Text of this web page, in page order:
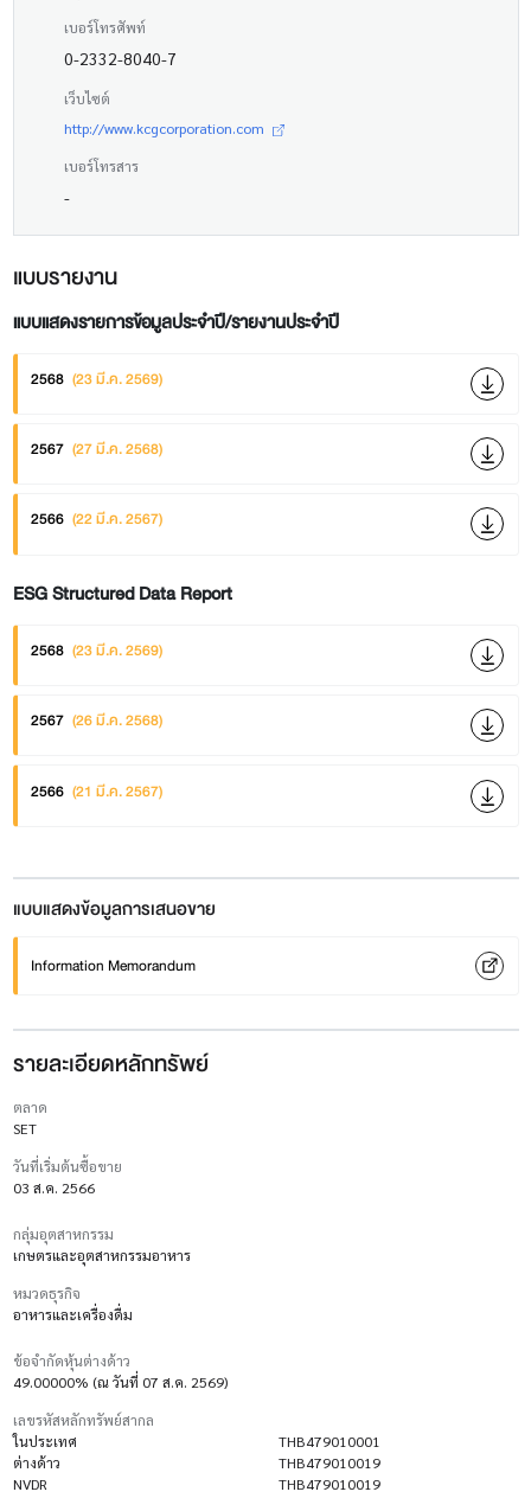
เบอร์โทรศัพท์
0-2332-8040-7
เว็บไซต์
http://www.kcgcorporation.com
เบอร์โทรสาร
-
แบบรายงาน
แบบแสดงรายการข้อมูลประจำปี/รายงานประจำปี
2568 (23 มี.ค. 2569)
2567 (27 มี.ค. 2568)
2566 (22 มี.ค. 2567)
ESG Structured Data Report
2568 (23 มี.ค. 2569)
2567 (26 มี.ค. 2568)
2566 (21 มี.ค. 2567)
แบบแสดงข้อมูลการเสนอขาย
Information Memorandum
รายละเอียดหลักทรัพย์
ตลาด
SET
วันที่เริ่มต้นซื้อขาย
03 ส.ค. 2566
กลุ่มอุตสาหกรรม
เกษตรและอุตสาหกรรมอาหาร
หมวดธุรกิจ
อาหารและเครื่องดื่ม
ข้อจำกัดหุ้นต่างด้าว
49.00000% (ณ วันที่ 07 ส.ค. 2569)
เลขรหัสหลักทรัพย์สากล
ในประเทศ
THB479010001
ต่างด้าว
THB479010019
NVDR
THB479010019